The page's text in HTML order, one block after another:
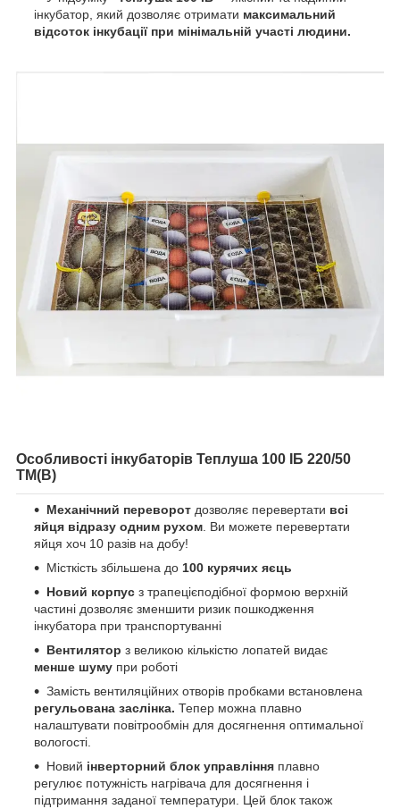
інкубатор, який дозволяє отримати максимальний
відсоток інкубації при мінімальній участі людини.
Особливості інкубаторів Теплуша 100 ІБ 220/50
ТМ(В)
Механічний переворот дозволяє перевертати всі
яйця відразу одним рухом. Ви можете перевертати
яйця хоч 10 разів на добу!
Місткість збільшена до 100 курячих яєць
Новий корпус з трапецієподібної формою верхній
частині дозволяє зменшити ризик пошкодження
інкубатора при транспортуванні
Вентилятор з великою кількістю лопатей видає
менше шуму при роботі
Замість вентиляційних отворів пробками встановлена
регульована заслінка. Тепер можна плавно
налаштувати повітрообмін для досягнення оптимальної
вологості.
Новий інверторний блок управління плавно
регулює потужність нагрівача для досягнення і
підтримання заданої температури. Цей блок також